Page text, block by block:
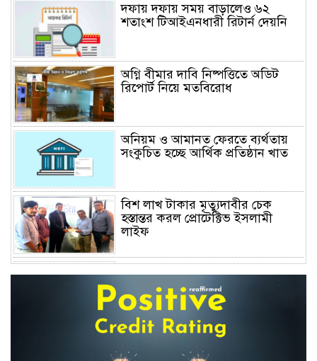
দফায় দফায় সময় বাড়ালেও ৬২
শতাংশ টিআইএনধারী রিটার্ন দেয়নি
অগ্নি বীমার দাবি নিষ্পত্তিতে অডিট
রিপোর্ট নিয়ে মতবিরোধ
অনিয়ম ও আমানত ফেরতে ব্যর্থতায়
সংকুচিত হচ্ছে আর্থিক প্রতিষ্ঠান খাত
বিশ লাখ টাকার মৃত্যুদাবীর চেক
হস্তান্তর করল প্রোটেক্টিভ ইসলামী
লাইফ
শেয়ার দর, ডিএসইর সতর্কবার্তা